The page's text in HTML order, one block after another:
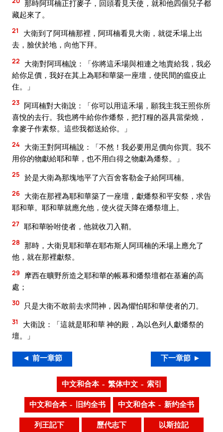
那時阿珥楠正打麥子，回頭看見天使，就和他四個兒子都
藏起來了。
21
大衛到了阿珥楠那裡，阿珥楠看見大衛，就從禾場上出
去，臉伏於地，向他下拜。
22
大衛對阿珥楠說：「你將這禾場與相連之地賣給我，我必
給你足價，我好在其上為耶和華築一座壇，使民間的瘟疫止
住。」
23 阿珥楠對大衛說：「你可以用這禾場，願我主我王照你所
喜悅的去行。我也將牛給你作燔祭，把打糧的器具當柴燒，
拿麥子作素祭。這些我都送給你。」
24 大衛王對阿珥楠說：「不然！我必要用足價向你買。我不
用你的物獻給耶和華，也不用白得之物獻為燔祭。」
25 於是大衛為那塊地平了六百舍客勒金子給阿珥楠。
26 大衛在那裡為耶和華築了一座壇，獻燔祭和平安祭，求告
耶和華。耶和華就應允他，使火從天降在燔祭壇上。
27 耶和華吩咐使者，他就收刀入鞘。
28 那時，大衛見耶和華在耶布斯人阿珥楠的禾場上應允了
他，就在那裡獻祭。
29
摩西在曠野所造之耶和華的帳幕和燔祭壇都在基遍的高
處；
30 只是大衛不敢前去求問神，因為懼怕耶和華使者的刀。
31
大衛說：「這就是耶和華 神的殿，為以色列人獻燔祭的
壇。」
◄ 前一章節 下一章節 ►
中文和合本 – 繁体中文 – 索引
中文和合本 – 旧约全书 中文和合本 – 新约全书
列王記下 歷代志下 以斯拉記